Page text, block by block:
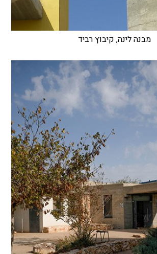
מבנה לינה, קיבוץ רביד